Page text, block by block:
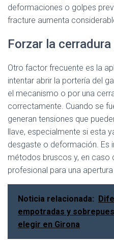
deformaciones o golpes
fracture aumenta
Forzar la
Otro factor frecuente es la
intentar abrir la portería del
el mecanismo o por una
correctamente. Cuando se
generan tensiones que
llave, especialmente si esta
desgaste o deformación. Es
métodos bruscos y, en caso
profesional para una
Noticia relacionada:
empotradas y
elegir en Girona